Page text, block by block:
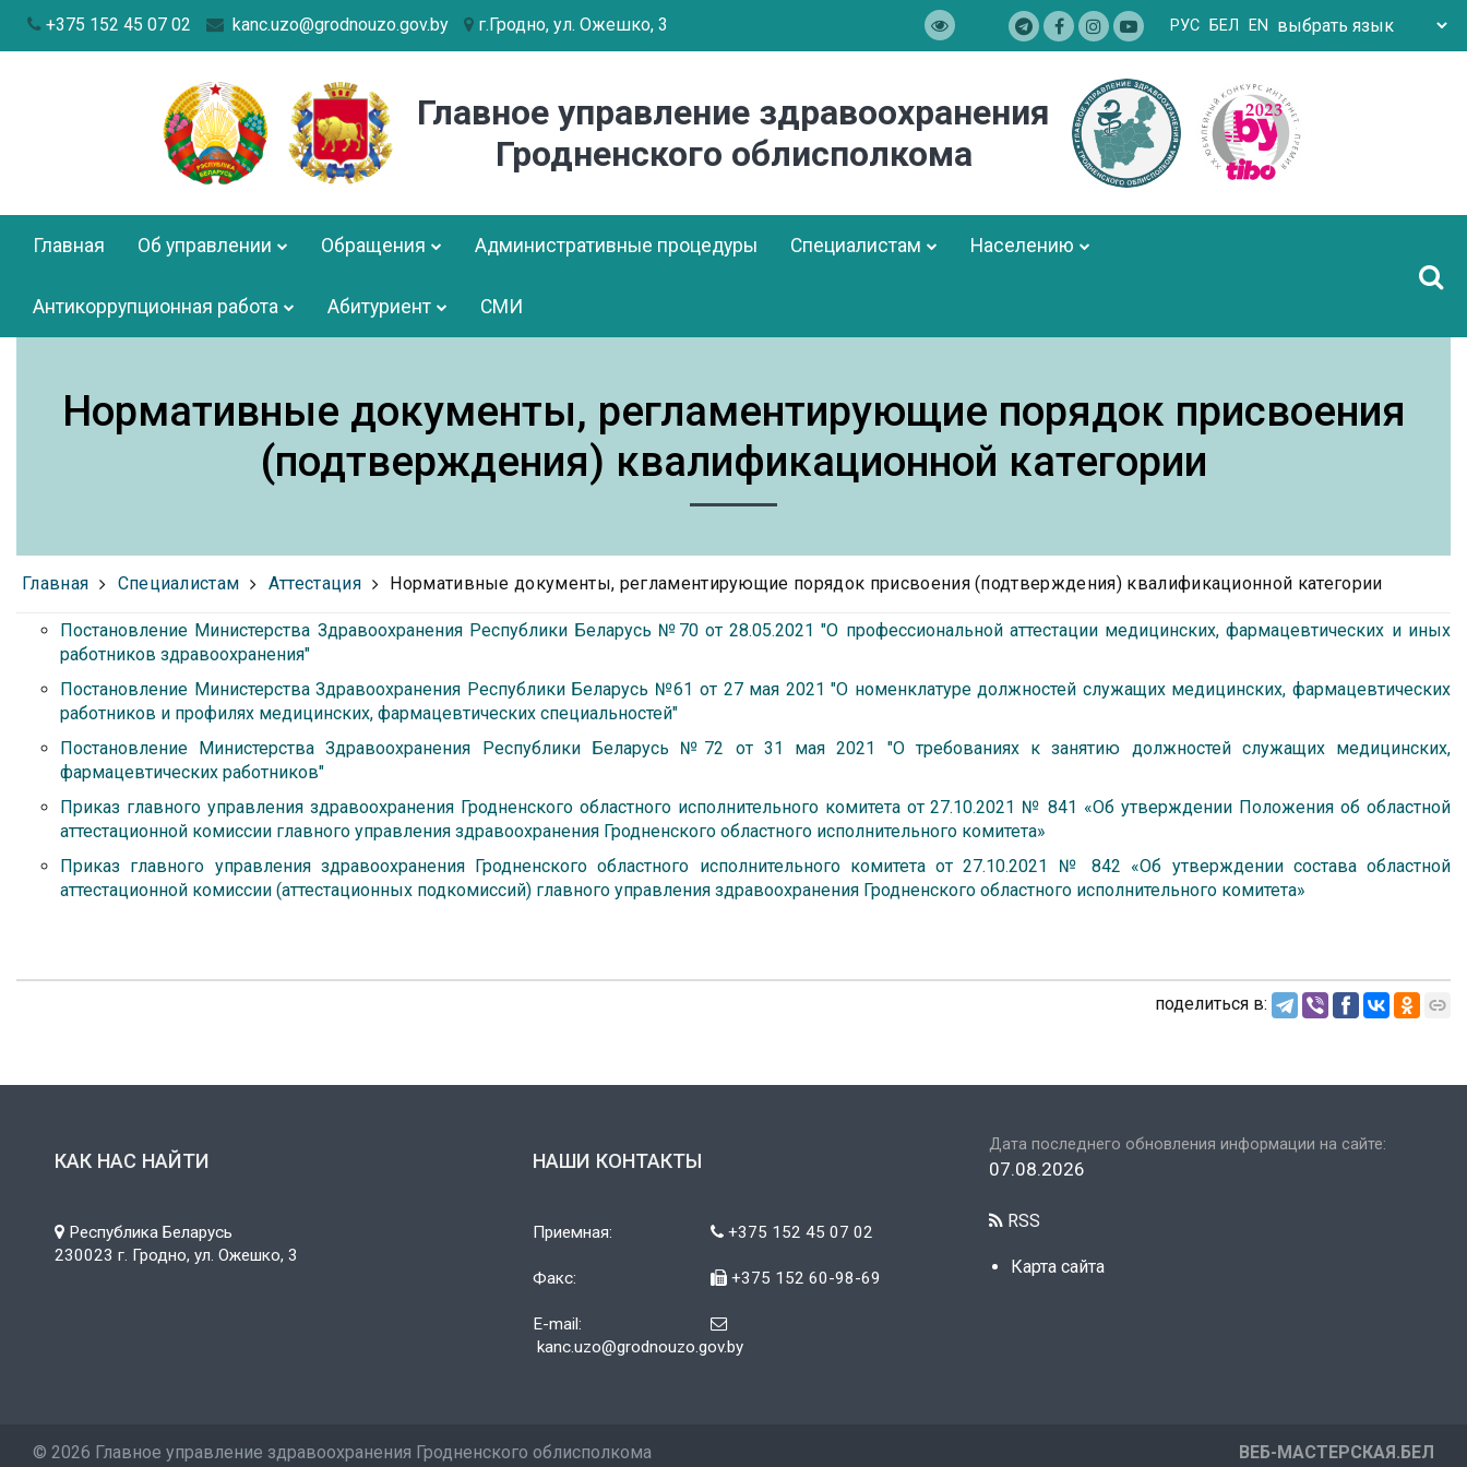
РУC БЕЛ EN
+375 152 45 07 02 kanc.uzo@grodnouzo.gov.by г.Гродно, ул. Ожешко, 3
Главное управление здравоохранения
Гродненского облисполкома
Главная Об управлении Обращения Административные процедуры Специалистам Населению
Антикоррупционная работа Абитуриент СМИ
Нормативные документы, регламентирующие порядок присвоения
(подтверждения) квалификационной категории
Главная Специалистам Аттестация Нормативные документы, регламентирующие порядок присвоения (подтверждения) квалификационной категории
Постановление Министерства Здравоохранения Республики Беларусь №70 от 28.05.2021 "О профессиональной аттестации медицинских, фармацевтических и иных
работников здравоохранения"
Постановление Министерства Здравоохранения Республики Беларусь №61 от 27 мая 2021 "О номенклатуре должностей служащих медицинских, фармацевтических
работников и профилях медицинских, фармацевтических специальностей"
Постановление Министерства Здравоохранения Республики Беларусь №72 от 31 мая 2021 "О требованиях к занятию должностей служащих медицинских,
фармацевтических работников"
Приказ главного управления здравоохранения Гродненского областного исполнительного комитета от 27.10.2021 № 841 «Об утверждении Положения об областной
аттестационной комиссии главного управления здравоохранения Гродненского областного исполнительного комитета»
Приказ главного управления здравоохранения Гродненского областного исполнительного комитета от 27.10.2021 № 842 «Об утверждении состава областной
аттестационной комиссии (аттестационных подкомиссий) главного управления здравоохранения Гродненского областного исполнительного комитета»
поделиться в:
КАК НАС НАЙТИ
Республика Беларусь
230023 г. Гродно, ул. Ожешко, 3
НАШИ КОНТАКТЫ
Приемная: +375 152 45 07 02
Факс: +375 152 60-98-69
E-mail:
kanc.uzo@grodnouzo.gov.by
Дата последнего обновления информации на сайте:
07.08.2026
RSS
Карта сайта
© 2026 Главное управление здравоохранения Гродненского облисполкома
ВЕБ-МАСТЕРСКАЯ.БЕЛ